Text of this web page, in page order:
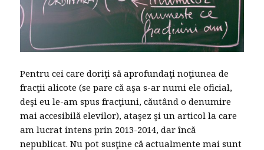
Pentru cei care doriţi să aprofundaţi noţiunea de
fracţii alicote (se pare că aşa s-ar numi ele oficial,
deşi eu le-am spus fracţiuni, căutând o denumire
mai accesibilă elevilor), ataşez şi un articol la care
am lucrat intens prin 2013-2014, dar încă
nepublicat. Nu pot susţine că actualmente mai sunt